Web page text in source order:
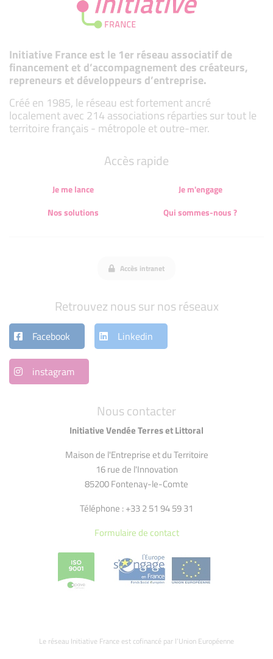
Initiative France est le 1er réseau associatif de
financement et d’accompagnement des créateurs,
repreneurs et développeurs d’entreprise.
Créé en 1985, le réseau est fortement ancré
localement avec 214 associations réparties sur tout le
territoire français - métropole et outre-mer.
Nous contacter
Initiative Vendée Terres et Littoral
Maison de l'Entreprise et du Territoire
16 rue de l'Innovation
85200 Fontenay-le-Comte
Téléphone : +33 2 51 94 59 31
Formulaire de contact
Le réseau Initiative France est cofinancé par l’Union Européenne
Accès rapide
Je me lance
Je m'engage
Nos solutions
Qui sommes-nous ?
Accès intranet
Retrouvez nous sur nos réseaux
Facebook Linkedin
instagram